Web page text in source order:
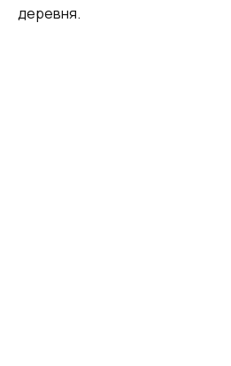
деревня.